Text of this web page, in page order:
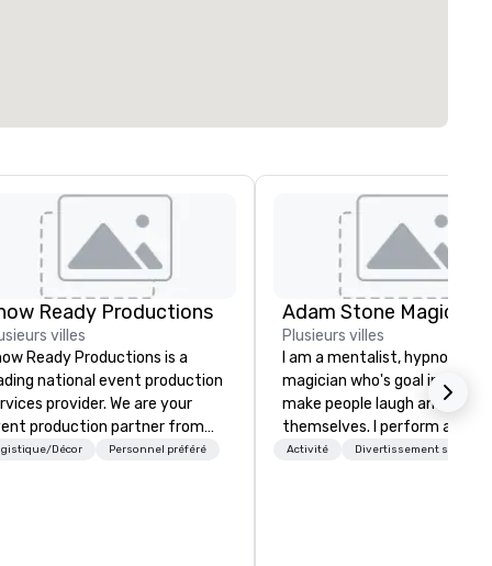
Ready Productions
villes
Ready Productions is a
national event production
provider. We are your
production partner from
to finish. Our team is
Décor Personnel préféré
Adam Stone Magic
Plusieurs villes
I am a mentalist, hypnotist,
magician who's goal in life is
make people laugh and enjoy
themselves. I perform all
world bringing my own unique
Activité Divertissement sous